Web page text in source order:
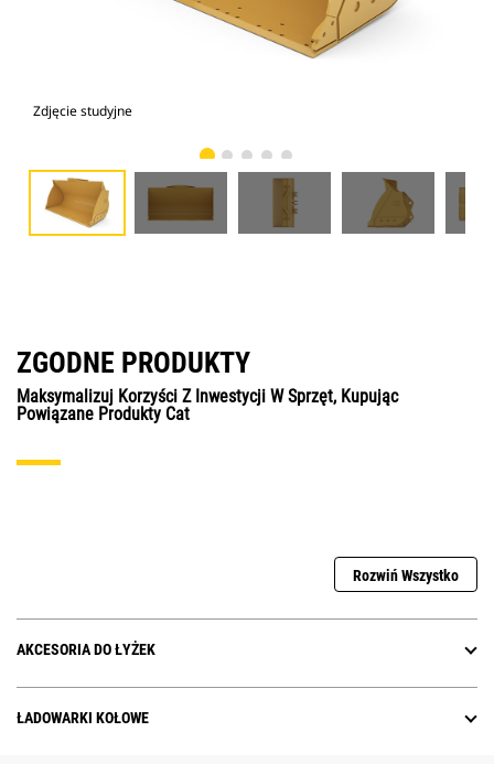
Zdjęcie studyjne
ZGODNE PRODUKTY
Maksymalizuj Korzyści Z Inwestycji W Sprzęt, Kupując
Powiązane Produkty Cat
Rozwiń Wszystko
AKCESORIA DO ŁYŻEK
ŁADOWARKI KOŁOWE